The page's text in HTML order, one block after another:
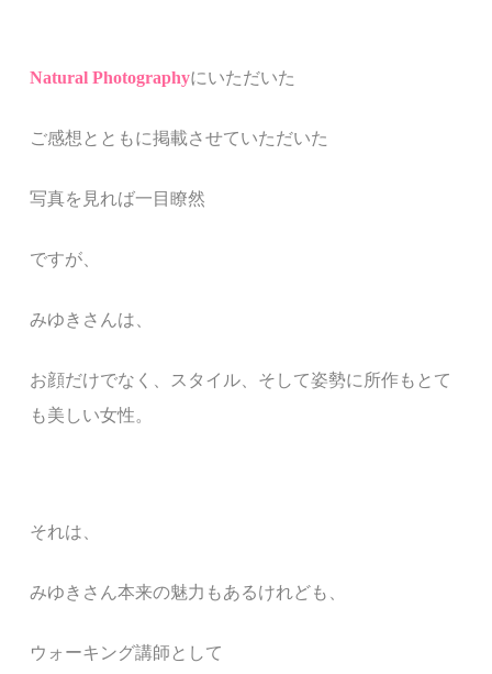
Natural Photographyにいただいた
ご感想とともに掲載させていただいた
写真を見れば一目瞭然
ですが、
みゆきさんは、
お顔だけでなく、スタイル、そして姿勢に所作もとて
も美しい女性。
それは、
みゆきさん本来の魅力もあるけれども、
ウォーキング講師として